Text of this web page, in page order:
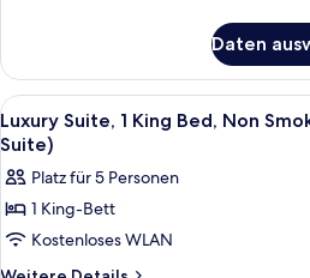
anzeigen
1 King-
Bett,
barrierefrei,
Nichtraucher
Daten
Alle
Fotos
für
Luxury
Suite,
1
Ein
10
Luxury Suite, 1 King Bed, Non
Suite)
Platz für 5 Personen
1 King-Bett
Kostenloses WLAN